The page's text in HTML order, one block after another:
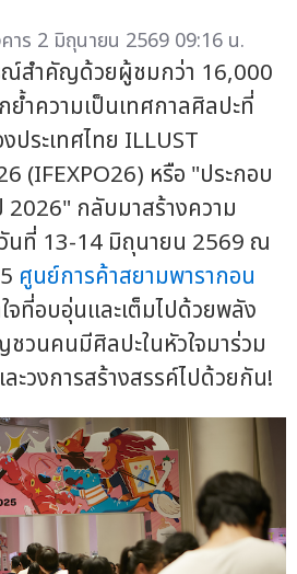
าร 2 มิถุนายน 2569 09:16 น.
ณ์สำคัญด้วยผู้ชมกว่า 16,000
ำความเป็นเทศกาลศิลปะที่
ระเทศไทย ILLUST
(IFEXPO26) หรือ "ประกอบ
2026" กลับมาสร้างความ
วันที่ 13-14 มิถุนายน 2569 ณ
ศูนย์การค้าสยามพารากอน
ที่อบอุ่นและเต็มไปด้วยพลัง
วนคนมีศิลปะในหัวใจมาร่วม
วงการสร้างสรรค์ไปด้วยกัน!